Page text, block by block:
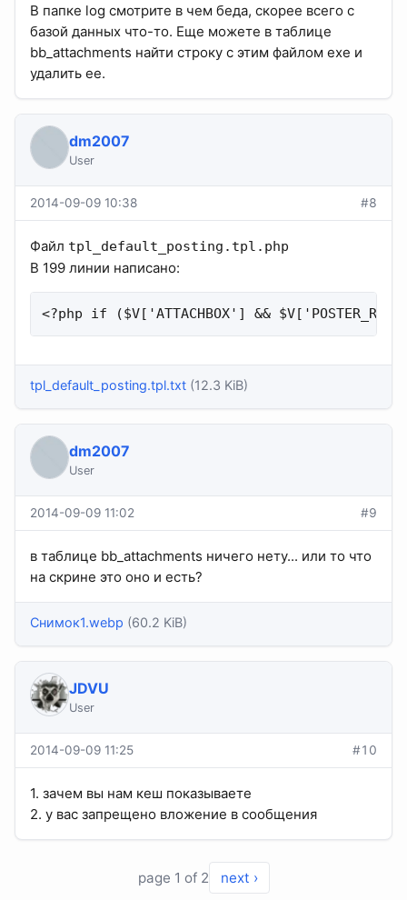
В папке log смотрите в чем беда, скорее всего с
базой данных что-то. Еще можете в таблице
bb_attachments найти строку с этим файлом exe и
удалить ее.
dm2007
User
2014-09-09 10:38 #8
Файл tpl_default_posting.tpl.php
В 199 линии написано:
<?php if ($V['ATTACHBOX'] &&
tpl_default_posting.tpl.txt (12.3 KiB)
dm2007
User
2014-09-09 11:02 #9
в таблице bb_attachments ничего нету... или то что
на скрине это оно и есть?
Снимок1.webp (60.2 KiB)
JDVU
User
2014-09-09 11:25 #10
1. зачем вы нам кеш показываете
2. у вас запрещено вложение в сообщения
page 1 of 2 next ›